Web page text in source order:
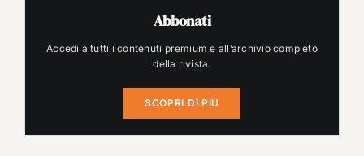
Abbonati
Accedi a tutti i contenuti premium e all’archivio completo
della rivista.
SCOPRI DI PIÙ